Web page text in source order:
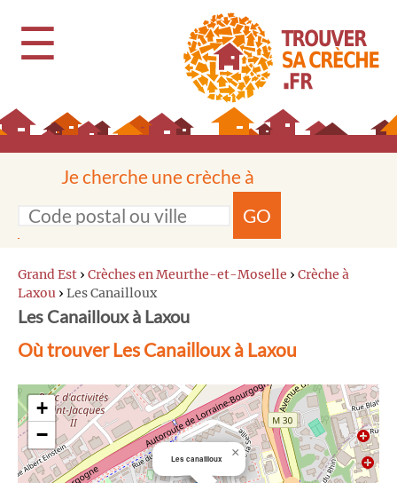
☰
Je cherche une crèche à
GO
Grand Est › Crèches en Meurthe-et-Moselle › Crèche à
Laxou › Les Canailloux
Les Canailloux à Laxou
Où trouver Les Canailloux à Laxou
Les canailloux ×
+
−